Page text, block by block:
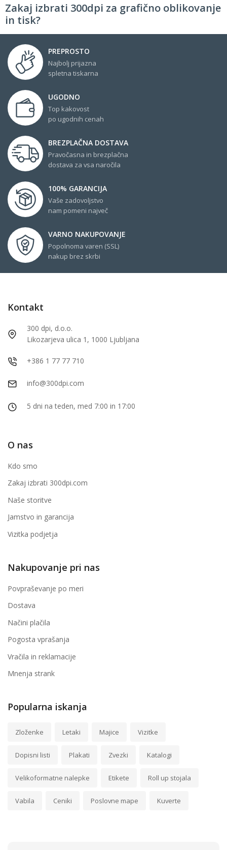
Zakaj izbrati 300dpi za grafično oblikovanje
in tisk?
PREPROSTO
Najbolj prijazna
spletna tiskarna
UGODNO
Top kakovost
po ugodnih cenah
BREZPLAČNA DOSTAVA
Pravočasna in brezplačna
dostava za vsa naročila
100% GARANCIJA
Vaše zadovoljstvo
nam pomeni največ
VARNO NAKUPOVANJE
Popolnoma varen (SSL)
nakup brez skrbi
Kontakt
300 dpi, d.o.o.
Likozarjeva ulica 1, 1000 Ljubljana
+386 1 77 77 710
info@300dpi.com
5 dni na teden, med 7:00 in 17:00
O nas
Kdo smo
Zakaj izbrati 300dpi.com
Naše storitve
Jamstvo in garancija
Vizitka podjetja
Nakupovanje pri nas
Povpraševanje po meri
Dostava
Načini plačila
Pogosta vprašanja
Vračila in reklamacije
Mnenja strank
Popularna iskanja
Zloženke Letaki Majice Vizitke
Dopisni listi Plakati Zvezki Katalogi
Velikoformatne nalepke Etikete Roll up stojala
Vabila Ceniki Poslovne mape Kuverte